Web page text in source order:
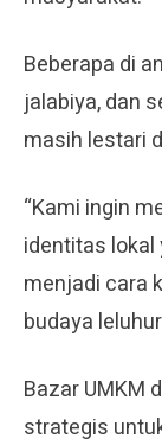
Beberapa di
jalabiya, dan
masih lestari
“Kami ingin
identitas lokal
menjadi cara
budaya
Bazar UMKM
strategis